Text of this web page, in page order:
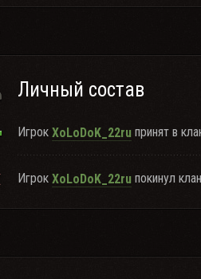
Личный состав
Игрок XoLoDoK_22ru принят в
Игрок XoLoDoK_22ru покинул